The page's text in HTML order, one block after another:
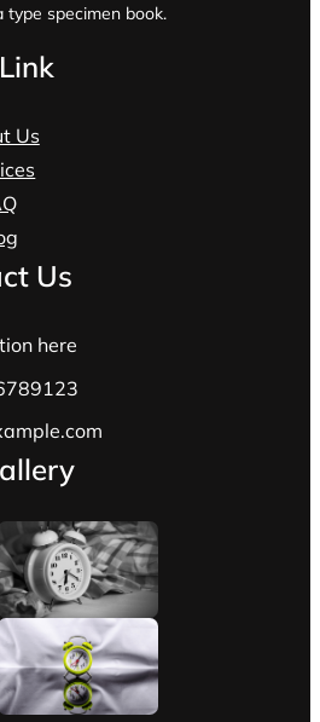
type specimen book.
Us
Us
here